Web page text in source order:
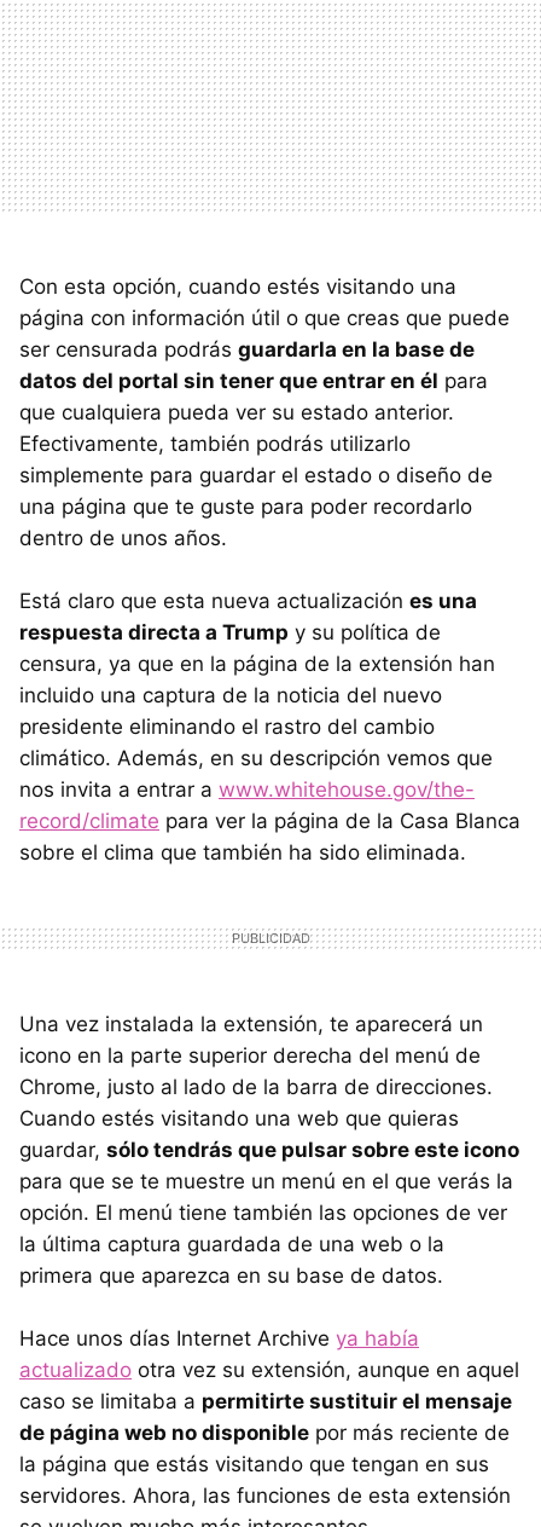
Con esta opción, cuando estés visitando una
página con información útil o que creas que puede
ser censurada podrás guardarla en la base de
datos del portal sin tener que entrar en él para
que cualquiera pueda ver su estado anterior.
Efectivamente, también podrás utilizarlo
simplemente para guardar el estado o diseño de
una página que te guste para poder recordarlo
dentro de unos años.
Está claro que esta nueva actualización es una
respuesta directa a Trump y su política de
censura, ya que en la página de la extensión han
incluido una captura de la noticia del nuevo
presidente eliminando el rastro del cambio
climático. Además, en su descripción vemos que
nos invita a entrar a www.whitehouse.gov/the-
record/climate para ver la página de la Casa Blanca
sobre el clima que también ha sido eliminada.
Una vez instalada la extensión, te aparecerá un
icono en la parte superior derecha del menú de
Chrome, justo al lado de la barra de direcciones.
Cuando estés visitando una web que quieras
guardar, sólo tendrás que pulsar sobre este icono
para que se te muestre un menú en el que verás la
opción. El menú tiene también las opciones de ver
la última captura guardada de una web o la
primera que aparezca en su base de datos.
Hace unos días Internet Archive ya había
actualizado otra vez su extensión, aunque en aquel
caso se limitaba a permitirte sustituir el mensaje
de página web no disponible por más reciente de
la página que estás visitando que tengan en sus
servidores. Ahora, las funciones de esta extensión